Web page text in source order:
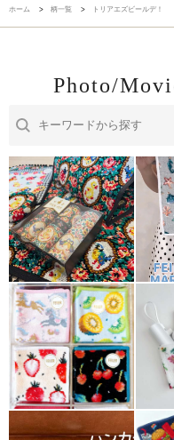
ホーム > 柄一覧 > トリアエズビールデ！
Photo/